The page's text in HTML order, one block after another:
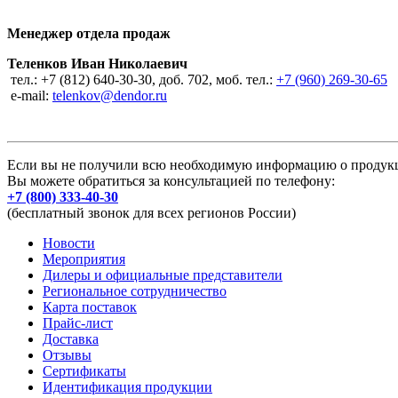
Менеджер отдела продаж
Теленков Иван Николаевич
тел.: +7 (812) 640-30-30, доб. 702, моб. тел.: +7 (960) 269-30-65
e-mail: telenkov@dendor.ru
Если вы не получили всю необходимую информацию о
Вы можете обратиться за консультацией по телефону:
+7 (800) 333-40-30
(бесплатный звонок для всех регионов России)
Новости
Мероприятия
Дилеры и официальные представители
Региональное сотрудничество
Карта поставок
Прайс-лист
Доставка
Отзывы
Сертификаты
Идентификация продукции